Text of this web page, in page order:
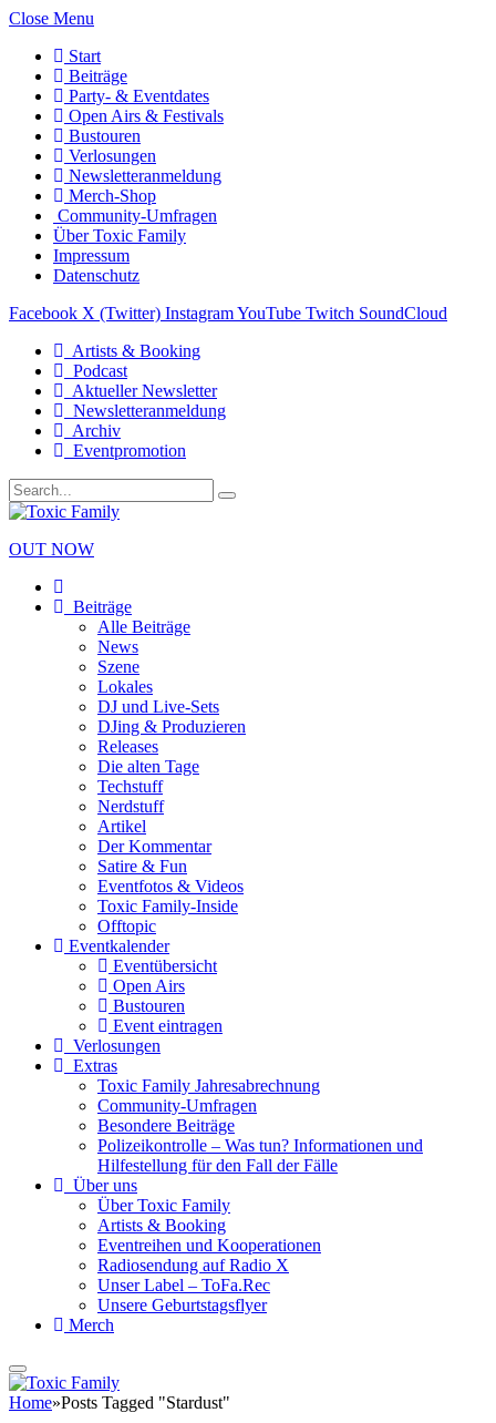
Close Menu
Start
Beiträge
Party- & Eventdates
Open Airs & Festivals
Bustouren
Verlosungen
Newsletteranmeldung
Merch-Shop
Community-Umfragen
Über Toxic Family
Impressum
Datenschutz
Facebook X (Twitter) InstagramYouTube Twitch SoundCloud
Artists & Booking
Podcast
Aktueller Newsletter
Newsletteranmeldung
Archiv
Eventpromotion
OUT NOW
Beiträge
Alle Beiträge
News
Szene
Lokales
DJ und Live-Sets
DJing & Produzieren
Releases
Die alten Tage
Techstuff
Nerdstuff
Artikel
Der Kommentar
Satire & Fun
Eventfotos & Videos
Toxic Family-Inside
Offtopic
Eventkalender
Eventübersicht
Open Airs
Bustouren
Event eintragen
Verlosungen
Extras
Toxic Family Jahresabrechnung
Community-Umfragen
Besondere Beiträge
Polizeikontrolle – Was tun? Informationen und
Hilfestellung für den Fall der Fälle
Über uns
Über Toxic Family
Artists & Booking
Eventreihen und Kooperationen
Radiosendung auf Radio X
Unser Label – ToFa.Rec
Unsere Geburtstagsflyer
Merch
Home»Posts Tagged "Stardust"